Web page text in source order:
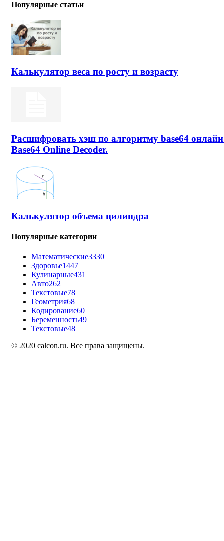
Популярные статьи
Калькулятор веса по росту и возрасту
Расшифровать хэш по алгоритму base64
Base64 Online Decoder.
Калькулятор объема цилиндра
Популярные категории
Математические3330
Здоровье1447
Кулинарные431
Авто262
Текстовые78
Геометрия68
Кодирование60
Беременность49
Текстовые48
© 2020 calcon.ru. Все права защищены.